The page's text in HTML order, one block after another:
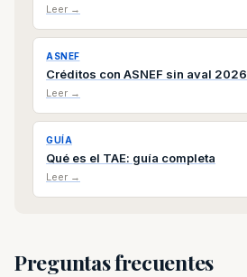
Leer →
ASNEF
Créditos con ASNEF sin aval 2026
Leer →
GUÍA
Qué es el TAE: guía completa
Leer →
Preguntas frecuentes